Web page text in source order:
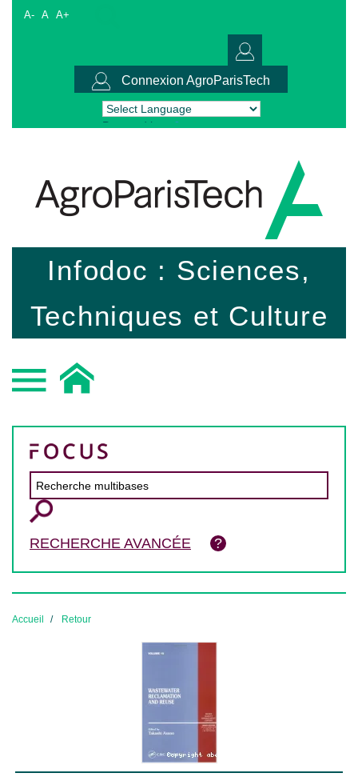
A- A A+
Connexion AgroParisTech
Powered by Translate
Infodoc : Sciences,
Techniques et Culture
RECHERCHE AVANCÉE
Accueil Retour